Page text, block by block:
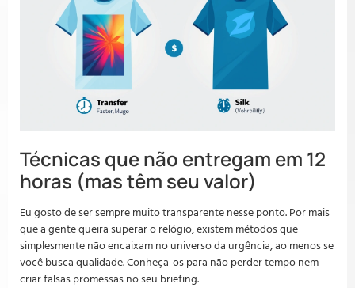
Técnicas que não entregam em 12
horas (mas têm seu valor)
Eu gosto de ser sempre muito transparente nesse ponto. Por mais
que a gente queira superar o relógio, existem métodos que
simplesmente não encaixam no universo da urgência, ao menos se
você busca qualidade. Conheça-os para não perder tempo nem
criar falsas promessas no seu briefing.